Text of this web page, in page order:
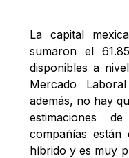
La capital
sumaron el
disponibles a
Mercado
además, no hay
estimaciones
compañías están
híbrido y es muy